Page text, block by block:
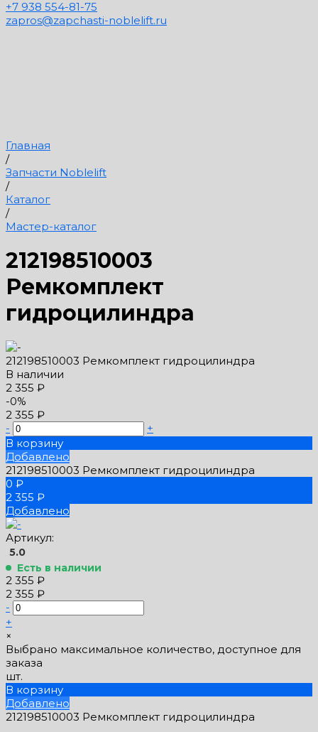
+7 938 554-81-75
zapros@zapchasti-noblelift.ru
Главная
/
Запчасти Noblelift
/
Каталог
/
Мастер-каталог
212198510003
Ремкомплект
гидроцилиндра
212198510003 Ремкомплект гидроцилиндра
В наличии
2 355 ₽
-0%
2 355 ₽
-
+
В корзину
Добавлено
212198510003 Ремкомплект гидроцилиндра
0 ₽
2 355 ₽
Добавлено
Артикул:
5.0
Есть в наличии
2 355 ₽
2 355 ₽
-
+
×
Выбрано максимальное количество, доступное для
заказа
шт.
В корзину
Добавлено
212198510003 Ремкомплект гидроцилиндра